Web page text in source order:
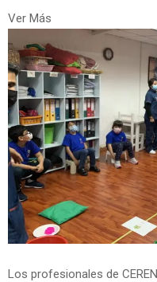
Ver Más
Los profesionales de